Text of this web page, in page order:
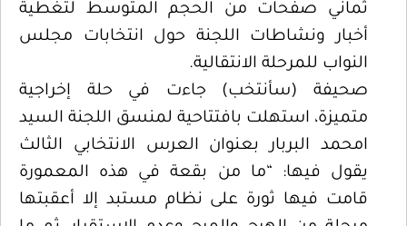
ثماني صفحات من الحجم المتوسط لتغطية
أخبار ونشاطات اللجنة حول انتخابات مجلس
النواب للمرحلة الانتقالية.
صحيفة (سأنتخب) جاءت في حلة إخراجية
متميزة، استهلت بافتتاحية لمنسق اللجنة السيد
امحمد البربار بعنوان العرس الانتخابي الثالث
يقول فيها: “ما من بقعة في هذه المعمورة
قامت فيها ثورة على نظام مستبد إلا أعقبتها